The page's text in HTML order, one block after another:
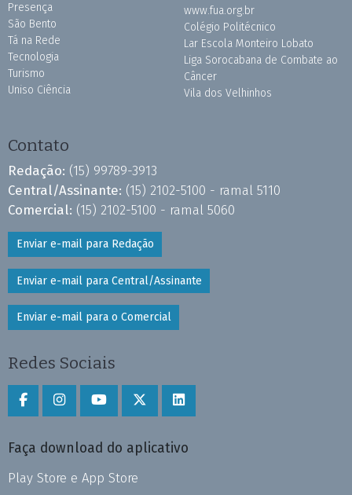
Presença
São Bento
Tá na Rede
Tecnologia
Turismo
Uniso Ciência
www.fua.org.br
Colégio Politécnico
Lar Escola Monteiro Lobato
Liga Sorocabana de Combate ao
Câncer
Vila dos Velhinhos
Contato
Redação: (15) 99789-3913
Central/Assinante: (15) 2102-5100 - ramal 5110
Comercial: (15) 2102-5100 - ramal 5060
Enviar e-mail para Redação
Enviar e-mail para Central/Assinante
Enviar e-mail para o Comercial
Redes Sociais
Faça download do aplicativo
Play Store e App Store